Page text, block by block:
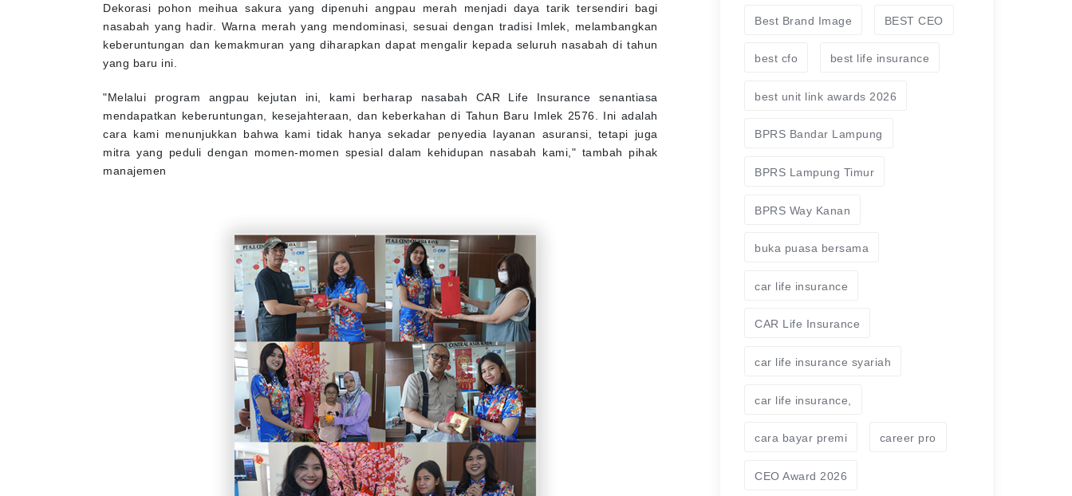
Dekorasi pohon meihua sakura yang dipenuhi angpau merah menjadi daya tarik tersendiri bagi
nasabah yang hadir. Warna merah yang mendominasi, sesuai dengan tradisi Imlek, melambangkan
keberuntungan dan kemakmuran yang diharapkan dapat mengalir kepada seluruh nasabah di tahun
yang baru ini.
"Melalui program angpau kejutan ini, kami berharap nasabah CAR Life Insurance senantiasa
mendapatkan keberuntungan, kesejahteraan, dan keberkahan di Tahun Baru Imlek 2576. Ini adalah
cara kami menunjukkan bahwa kami tidak hanya sekadar penyedia layanan asuransi, tetapi juga
mitra yang peduli dengan momen-momen spesial dalam kehidupan nasabah kami," tambah pihak
manajemen
Best Brand Image BEST CEO
best cfo best life insurance
best unit link awards 2026
BPRS Bandar Lampung
BPRS Lampung Timur
BPRS Way Kanan
buka puasa bersama
car life insurance
CAR Life Insurance
car life insurance syariah
car life insurance,
cara bayar premi career pro
CEO Award 2026